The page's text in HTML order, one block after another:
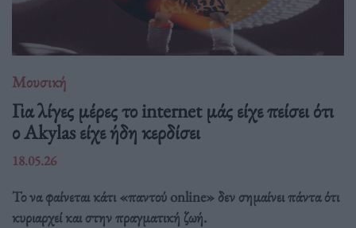
Μουσική
Για λίγες μέρες το internet μάς είχε πείσει ότι
ο Akylas είχε ήδη κερδίσει
18.05.26
Το να φαίνεται κάτι «παντού online» δεν σημαίνει πάντα ότι
κυριαρχεί και στην πραγματική ζωή.